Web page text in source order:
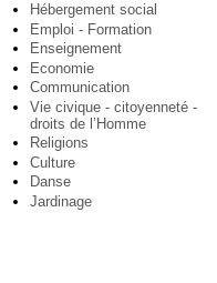
Hébergement social
Emploi - Formation
Enseignement
Economie
Communication
Vie civique - citoyenneté -
droits de l’Homme
Religions
Culture
Danse
Jardinage